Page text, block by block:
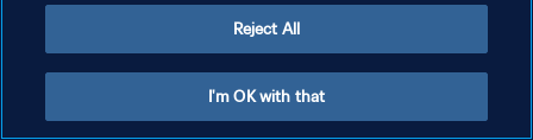
Reject All
I'm OK with that